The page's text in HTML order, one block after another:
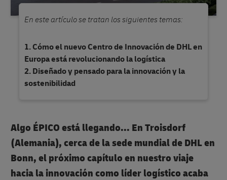
En este artículo se tratan los siguientes temas:
Cómo el nuevo Centro de Innovación de DHL en
Europa está revolucionando la logística
Diseñado y pensado para la innovación y la
sostenibilidad
Algo ÉPICO está llegando... En Troisdorf
(Alemania), cerca de la sede mundial de DHL en
Bonn, el próximo capítulo en nuestro viaje
hacia la innovación como líder logístico acaba